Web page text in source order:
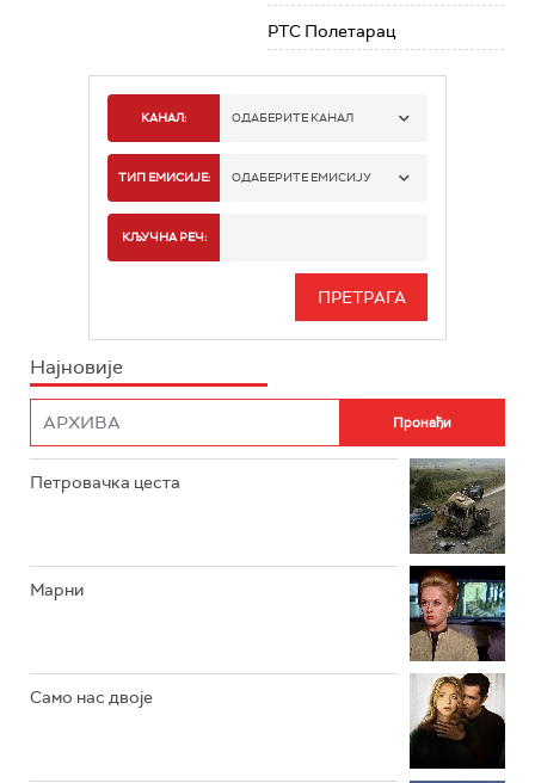
РТС Полетарац
КАНАЛ: ОДАБЕРИТЕ КАНАЛ
РТС 1
РТС 3
ТИП ЕМИСИЈЕ: ОДАБЕРИТЕ ЕМИСИЈУ
ИНФО
КЉУЧНА РЕЧ:
Најновије
Петровачка цеста
Марни
Само нас двоје